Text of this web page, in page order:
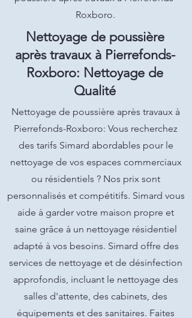
Roxboro.
Nettoyage de poussière
après travaux à Pierrefonds-
Roxboro: Nettoyage de
Qualité
Nettoyage de poussière après travaux à
Pierrefonds-Roxboro: Vous recherchez
des tarifs Simard abordables pour le
nettoyage de vos espaces commerciaux
ou résidentiels ? Nos prix sont
personnalisés et compétitifs. Simard vous
aide à garder votre maison propre et
saine grâce à un nettoyage résidentiel
adapté à vos besoins. Simard offre des
services de nettoyage et de désinfection
approfondis, incluant le nettoyage des
salles d'attente, des cabinets, des
équipements et des sanitaires. Faites